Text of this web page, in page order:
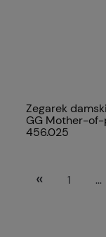
Zegarek
GG Mother-of-
456.025
« 1 ...